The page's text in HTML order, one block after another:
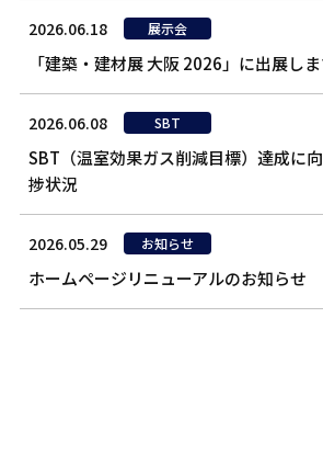
2026.06.18 展示会
「建築・建材展 大阪 2026」に出展し
2026.06.08 SBT
SBT（温室効果ガス削減目標）達成に
捗状況
2026.05.29 お知らせ
ホームページリニューアルのお知らせ